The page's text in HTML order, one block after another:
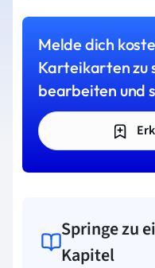
Melde dich
Karteikarten zu
bearbeiten und
Springe zu
Kapitel